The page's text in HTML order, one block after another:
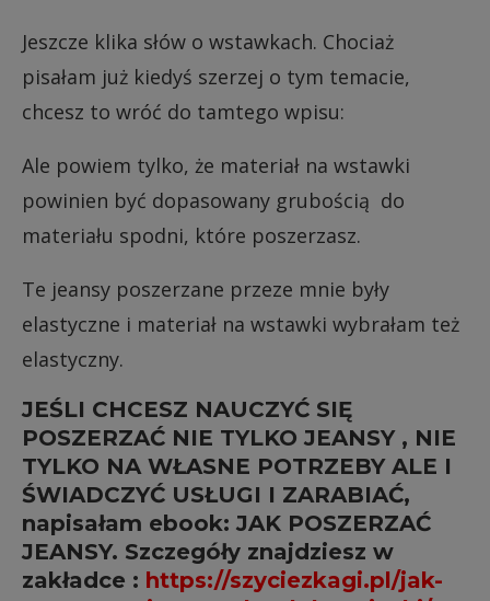
Jeszcze klika słów o wstawkach. Chociaż
pisałam już kiedyś szerzej o tym temacie,
chcesz to wróć do tamtego wpisu:
Ale powiem tylko, że materiał na wstawki
powinien być dopasowany grubością do
materiału spodni, które poszerzasz.
Te jeansy poszerzane przeze mnie były
elastyczne i materiał na wstawki wybrałam też
elastyczny.
JEŚLI CHCESZ NAUCZYĆ SIĘ
POSZERZAĆ NIE TYLKO JEANSY , NIE
TYLKO NA WŁASNE POTRZEBY ALE I
ŚWIADCZYĆ USŁUGI I ZARABIAĆ,
napisałam ebook: JAK POSZERZAĆ
JEANSY. Szczegóły znajdziesz w
zakładce : https://szyciezkagi.pl/jak-